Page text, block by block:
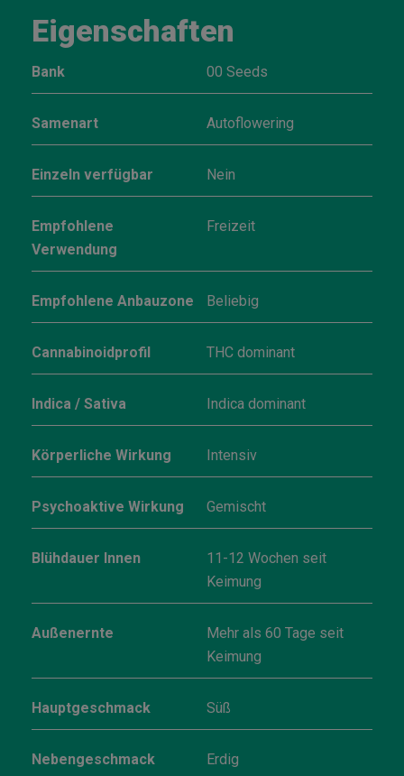
Eigenschaften
Bank 00 Seeds
Samenart Autoflowering
Einzeln verfügbar Nein
Empfohlene
Verwendung
Freizeit
Empfohlene Anbauzone Beliebig
Cannabinoidprofil THC dominant
Indica / Sativa Indica dominant
Körperliche Wirkung Intensiv
Psychoaktive Wirkung Gemischt
Blühdauer Innen
11-12 Wochen seit
Keimung
Außenernte
Mehr als 60 Tage seit
Keimung
Hauptgeschmack Süß
Nebengeschmack Erdig